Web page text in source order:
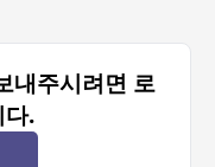
내주시려면 로
.